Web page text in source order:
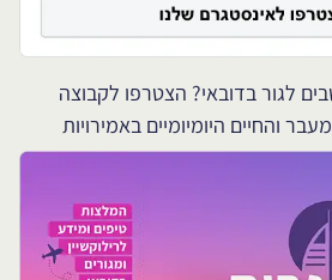
לגור בדובאי? הצטרפו לקבוצה
והחיים היומיומיים באמירויות